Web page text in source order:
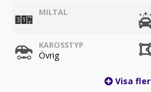
MILTAL
KAROSSTYP
Övrig
Visa fler